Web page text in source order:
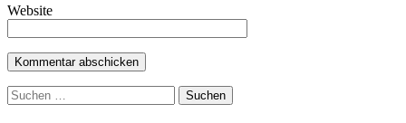
Website
Suchen
nach: